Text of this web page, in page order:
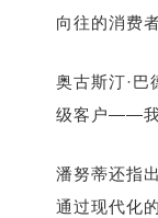
向往的消费
奥古斯汀·巴
级客户——我
潘努蒂还指
通过现代化